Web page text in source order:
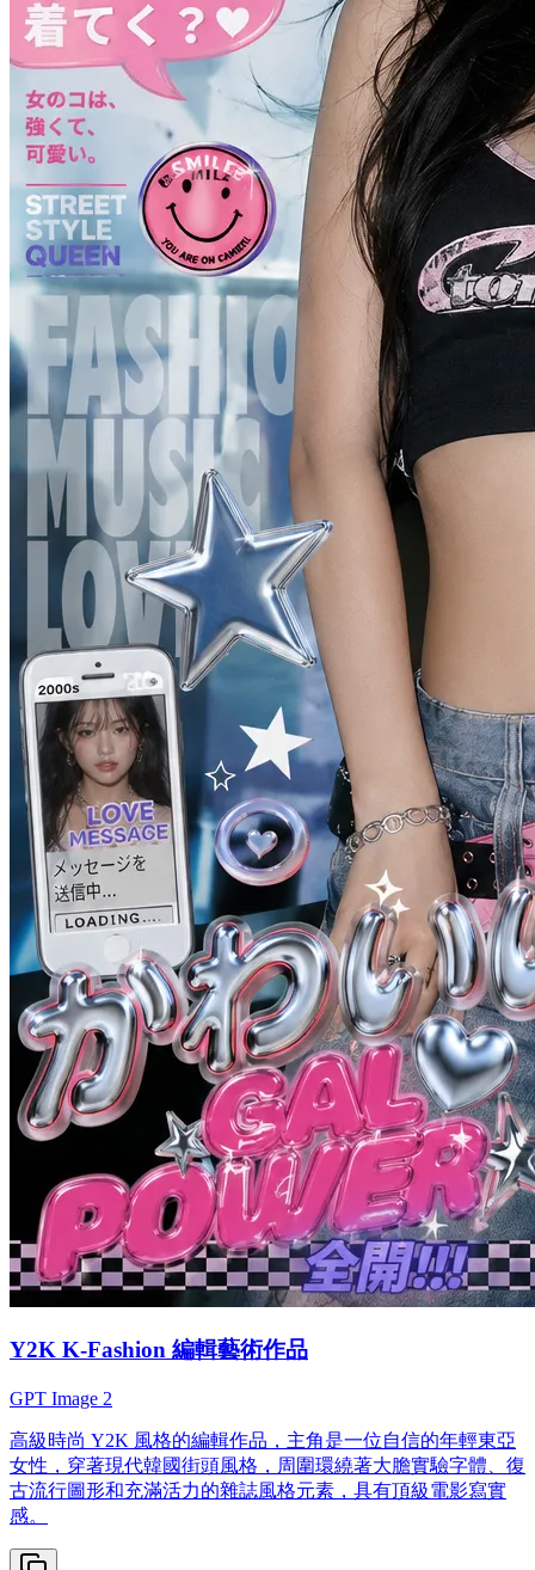
Y2K K-Fashion 編輯藝術作品
GPT Image 2
高級時尚 Y2K 風格的編輯作品，主角是一位自信的年輕東亞
女性，穿著現代韓國街頭風格，周圍環繞著大膽實驗字體、復
古流行圖形和充滿活力的雜誌風格元素，具有頂級電影寫實
感。